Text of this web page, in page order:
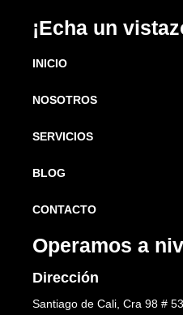
¡Echa un
INICIO
NOSOTROS
SERVICIOS
BLOG
CONTACTO
Operamos a
Dirección
Santiago de Cali, Cra 98 #